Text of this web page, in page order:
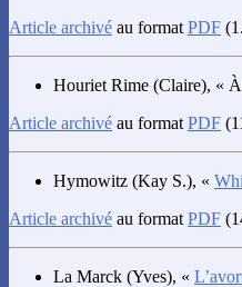
Article archivé au format PDF
Houriet Rime (Claire), « À
Article archivé au format PDF
Hymowitz (Kay S.), «
Article archivé au format PDF
La Marck (Yves), «